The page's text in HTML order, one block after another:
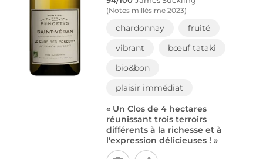
(Notes millésime 2023)
chardonnay
fruité
vibrant
bœuf tataki
bio&bon
plaisir immédiat
« Un Clos de 4 hectares
réunissant trois terroirs
différents à la richesse et à
l'expression délicieuses ! »